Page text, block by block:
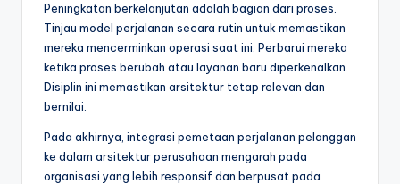
Peningkatan berkelanjutan adalah bagian dari proses.
Tinjau model perjalanan secara rutin untuk memastikan
mereka mencerminkan operasi saat ini. Perbarui mereka
ketika proses berubah atau layanan baru diperkenalkan.
Disiplin ini memastikan arsitektur tetap relevan dan
bernilai.
Pada akhirnya, integrasi pemetaan perjalanan pelanggan
ke dalam arsitektur perusahaan mengarah pada
organisasi yang lebih responsif dan berpusat pada